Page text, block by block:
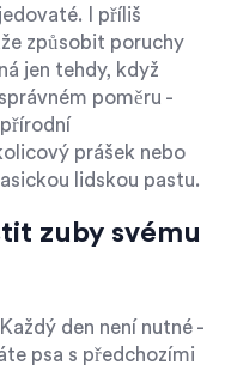
I příliš
způsobit poruchy
jen tehdy, když
poměru -
prášek nebo
lidskou pastu.
zuby svému
den není nutné -
psa s předchozími